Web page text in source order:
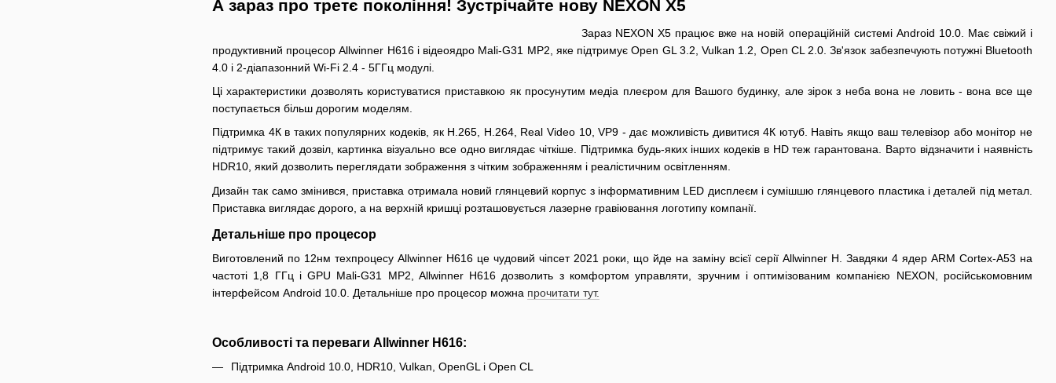
А зараз про третє покоління! Зустрічайте нову NEXON X5
Зараз NEXON X5 працює вже на новій операційній системі Android 10.0. Має свіжий і
продуктивний процесор Allwinner H616 і відеоядро Mali-G31 MP2, яке підтримує Open GL 3.2, Vulkan 1.2, Open CL 2.0. Зв'язок забезпечують потужні Bluetooth
4.0 і 2-діапазонний Wi-Fi 2.4 - 5ГГц модулі.
Ці характеристики дозволять користуватися приставкою як просунутим медіа плеєром для Вашого будинку, але зірок з неба вона не ловить - вона все ще
поступається більш дорогим моделям.
Підтримка 4К в таких популярних кодеків, як H.265, H.264, Real Video 10, VP9 - дає можливість дивитися 4К ютуб. Навіть якщо ваш телевізор або монітор не
підтримує такий дозвіл, картинка візуально все одно виглядає чіткіше. Підтримка будь-яких інших кодеків в HD теж гарантована. Варто відзначити і наявність
HDR10, який дозволить переглядати зображення з чітким зображенням і реалістичним освітленням.
Дизайн так само змінився, приставка отримала новий глянцевий корпус з інформативним LED дисплеєм і сумішшю глянцевого пластика і деталей під метал.
Приставка виглядає дорого, а на верхній кришці розташовується лазерне гравіювання логотипу компанії.
Детальніше про процесор
Виготовлений по 12нм техпроцесу Allwinner H616 це чудовий чіпсет 2021 роки, що йде на заміну всієї серії Allwinner H. Завдяки 4 ядер ARM Cortex-A53 на
частоті 1,8 ГГц і GPU Mali-G31 MP2, Allwinner H616 дозволить з комфортом управляти, зручним і оптимізованим компанією NEXON, російськомовним
інтерфейсом Android 10.0. Детальніше про процесор можна прочитати тут.
Особливості та переваги Allwinner H616:
Підтримка Android 10.0, HDR10, Vulkan, OpenGL і Open CL